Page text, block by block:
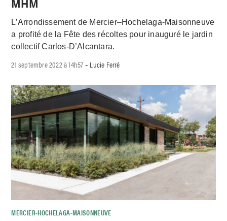
MHM
L’Arrondissement de Mercier–Hochelaga-Maisonneuve
a profité de la Fête des récoltes pour inauguré le jardin
collectif Carlos-D’Alcantara.
21 septembre 2022 à 14h57 - Lucie Ferré
MERCIER-HOCHELAGA-MAISONNEUVE